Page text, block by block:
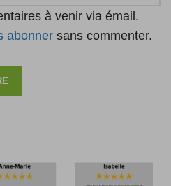
à venir via émail.
abonner sans commenter.